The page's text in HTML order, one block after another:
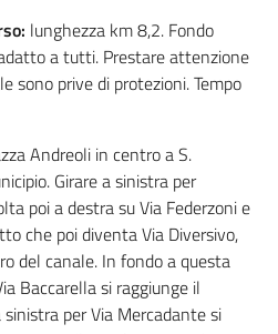
lunghezza km 8,2. Fondo
a tutti. Prestare attenzione
sono prive di protezioni. Tempo
Andreoli in centro a S.
Girare a sinistra per
poi a destra su Via Federzoni e
che poi diventa Via Diversivo,
del canale. In fondo a questa
Baccarella si raggiunge il
per Via Mercadante si